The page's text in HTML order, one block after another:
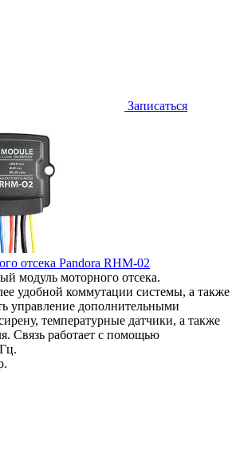
Записаться
отсека Pandora RHM-02
модуль моторного отсека.
удобной коммутации системы, а также
управление дополнительными
температурные датчики, а также
Связь работает с помощью